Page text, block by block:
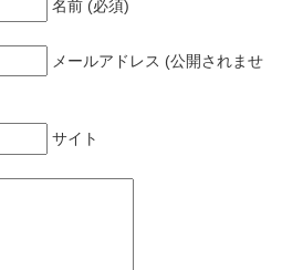
名前 (必須)
メールアドレス (公開されませ
サイト